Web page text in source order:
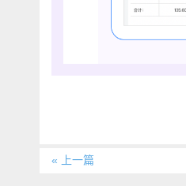
« 上一篇